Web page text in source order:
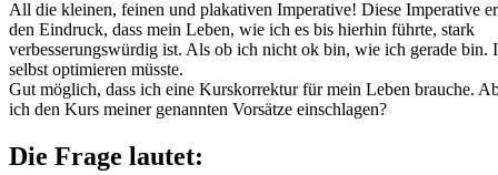
All die kleinen, feinen und plakativen Imperative! Diese Imperative
den Eindruck, dass mein Leben, wie ich es bis hierhin führte, stark
verbesserungswürdig ist. Als ob ich nicht ok bin, wie ich gerade bin.
selbst optimieren müsste.
Gut möglich, dass ich eine Kurskorrektur für mein Leben brauche.
ich den Kurs meiner genannten Vorsätze einschlagen?
Die Frage lautet: